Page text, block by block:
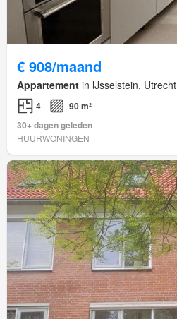
€ 908/maand
Appartement in IJsselstein, Utrecht
4
90 m²
30+ dagen geleden
HUURWONINGEN